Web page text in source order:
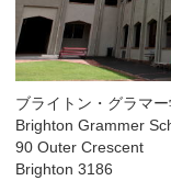
ブライトン・グラマ
Brighton Grammer
90 Outer Crescent
Brighton 3186